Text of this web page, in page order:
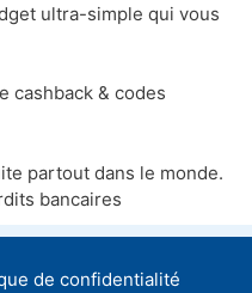
ultra-simple qui vous
cashback & codes
partout dans le monde.
bancaires
de confidentialité